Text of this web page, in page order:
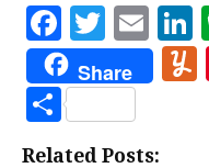
Share
Partager
Related Posts: